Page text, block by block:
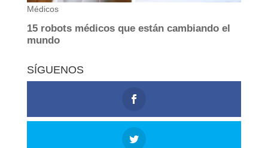
SÍGUENOS